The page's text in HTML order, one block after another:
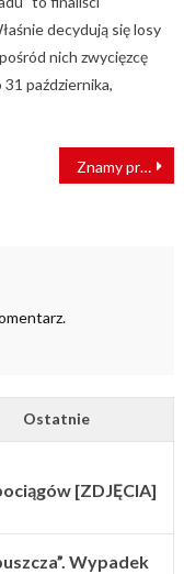
decydują się losy
nich zwycięzcę
października,
Znamy przyczynę nietypowego awaryjnego hamowania tramwaju MPK Wrocław
Ostatnie
[ZDJĘCIA]
Wypadek